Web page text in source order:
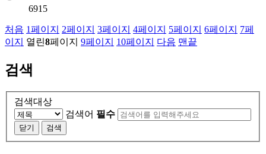
6915
처음 1페이지 2페이지 3페이지 4페이지 5페이지 6페이지 7페
이지
열린8페이지 9페이지 10페이지 다음 맨끝
검색
검색대상
검색어 필수
닫기 검색